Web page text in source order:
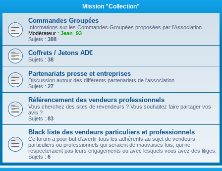
Mission "Collection"
Commandes Groupées
Informations sur les Commandes Groupées proposées par l’Association
Modérateur : Jean_93
Sujets : 388
Coffrets / Jetons AD€
Sujets : 38
Partenariats presse et entreprises
Discussion autour des différents partenariats de l'association
Sujets : 27
Référencement des vendeurs professionnels
Vous cherchez des sites de revendeurs ? Vous souhaitez faire partager vos
avis ?
Sujets : 83
Black liste des vendeurs particuliers et professionnels
Ce forum a pour but d'avertir tous les adhérents au sujet de vendeurs
particuliers ou professionnels qui seraient de mauvaises fois, qui ne
respecteraient pas leurs engagements ou avec lesquels vous avez des litiges.
Sujets : 6